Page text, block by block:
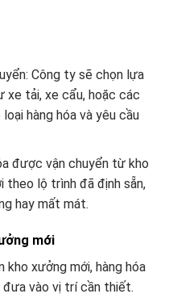
Công ty sẽ chọn lựa
xe tải, xe cẩu, hoặc các
hàng hóa và yêu cầu
được vận chuyển từ kho
theo lộ trình đã định sẵn,
hay mất mát.
mới
kho xưởng mới, hàng hóa
vào vị trí cần thiết.